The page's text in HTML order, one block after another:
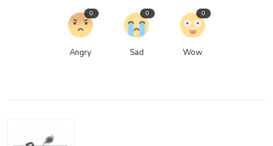
Angry
0
Sad
0
Wow
0